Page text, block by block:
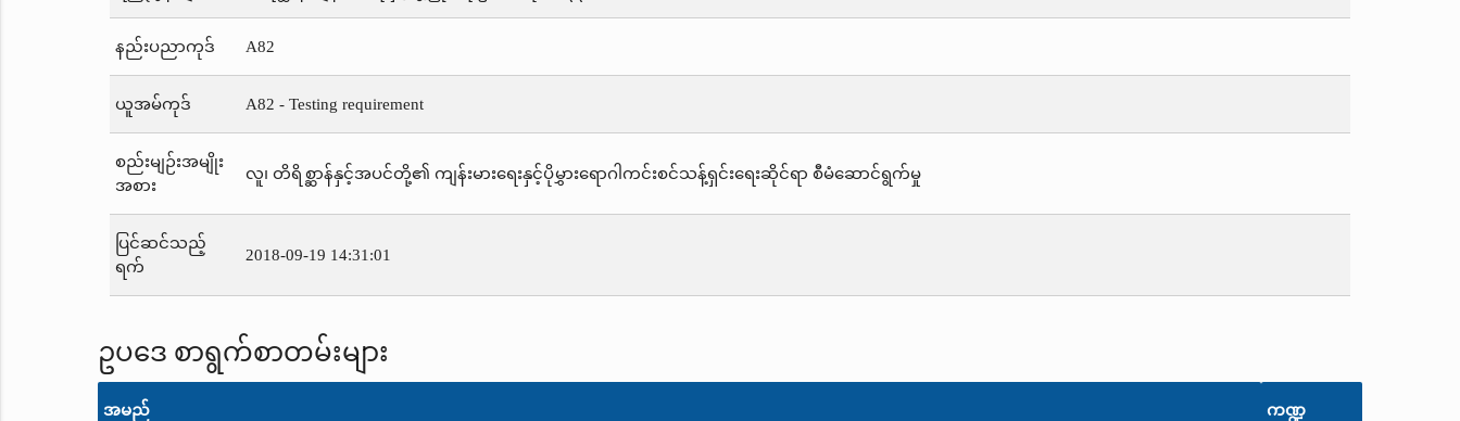
နည်းပညာကုဒ် A82
ယူအမ်ကုဒ် A82 - Testing requirement
စည်းမျဉ်းအမျိုး
အစား
လူ၊ တိရိစ္ဆာန်နှင့်အပင်တို့၏ ကျန်းမားရေးနှင့်ပိုမွှားရောဂါကင်းစင်သန့်ရှင်းရေးဆိုင်ရာ စီမံဆောင်ရွက်မှု
ပြင်ဆင်သည့်
ရက်
2018-09-19 14:31:01
ဥပဒေ စာရွက်စာတမ်းများ
အမည် ကဏ္ဍ